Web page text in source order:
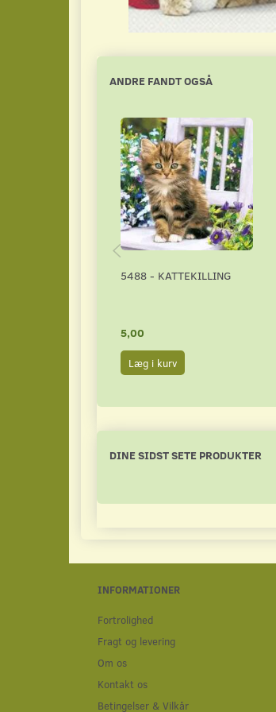
ANDRE FANDT OGSÅ
5488 - KATTEKILLING
5,00
Læg i kurv
DINE SIDST SETE PRODUKTER
INFORMATIONER
Fortrolighed
Fragt og levering
Om os
Kontakt os
Betingelser & Vilkår